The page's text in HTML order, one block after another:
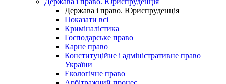
Держава і право. Юриспруденція
Показати всі
Криміналістика
Господарське право
Карне право
Конституційне і адміністративне право
України
Екологічне право